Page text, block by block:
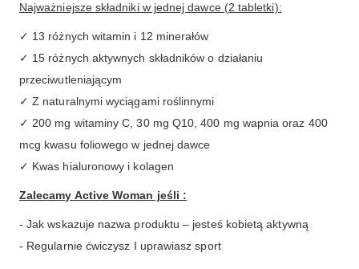
Najważniejsze składniki w jednej dawce (2 tabletki):
✓ 13 różnych witamin i 12 minerałów
✓ 15 różnych aktywnych składników o działaniu
przeciwutleniającym
✓ Z naturalnymi wyciągami roślinnymi
✓ 200 mg witaminy C, 30 mg Q10, 400 mg wapnia oraz 400
mcg kwasu foliowego w jednej dawce
✓ Kwas hialuronowy i kolagen
Zalecamy Active Woman jeśli :
- Jak wskazuje nazwa produktu – jesteś kobietą aktywną
- Regularnie ćwiczysz I uprawiasz sport